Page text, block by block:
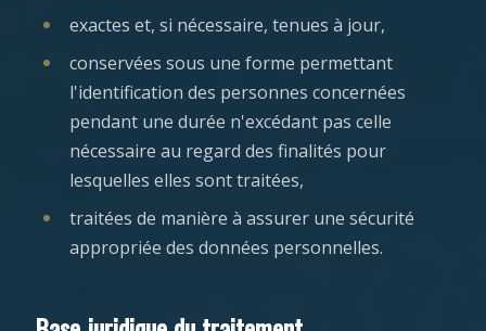
exactes et, si nécessaire, tenues à jour,
conservées sous une forme permettant
l'identification des personnes concernées
pendant une durée n'excédant pas celle
nécessaire au regard des finalités pour
lesquelles elles sont traitées,
traitées de manière à assurer une sécurité
appropriée des données personnelles.